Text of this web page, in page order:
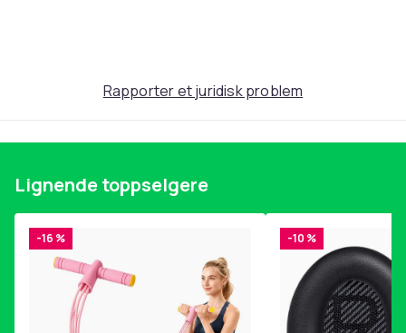
Rapporter et juridisk problem
Lignende toppselgere
-16 % -10 %